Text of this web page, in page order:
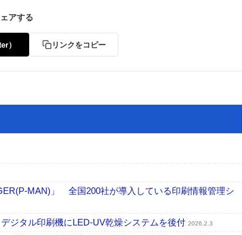
アする
） リンクをコピー
MAN)」 全国200社が導入している印刷情報管理シ
タル印刷機にLED-UV乾燥システムを後付 2026.2.3